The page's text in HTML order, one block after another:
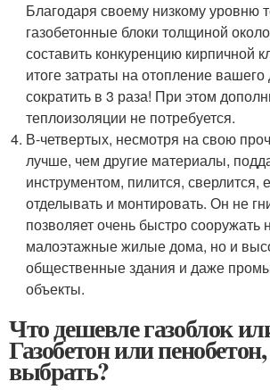
Благодаря своему низкому уровню
газобетонные блоки толщиной
составить конкуренцию кирпичной
итоге затраты на отопление
сократить в 3 раза! При этом
теплоизоляции не потребуется.
В-четвертых, несмотря на свою
лучше, чем другие материалы,
инструментом, пилится, сверлится,
отделывать и монтировать. Он не
позволяет очень быстро сооружать
малоэтажные жилые дома, но и
общественные здания и даже
объекты.
Что дешевле газоблок
Газобетон или
выбрать?